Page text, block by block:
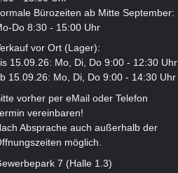
Bürozeiten ab Mitte September:
Do 8:30 - 15:00 Uhr
vor Ort (Lager):
15.09.26: Mo, Di, Do 9:00 - 12:30 Uhr
15.09.26: Mo, Di, Do 9:00 - 14:30 Uhr
vorher per eMail oder Telefon
vereinbaren!
Absprache auch außerhalb der
möglich.
7 (Halle 1.3)